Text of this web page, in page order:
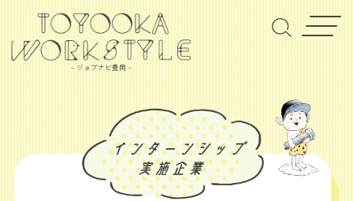
- ジョブナビ豊岡 -